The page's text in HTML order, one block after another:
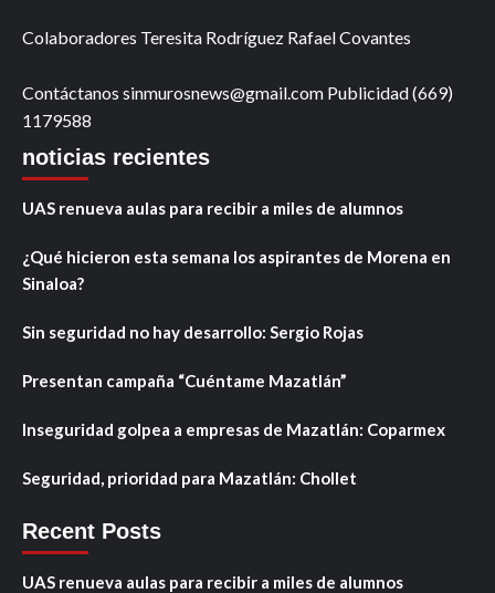
Colaboradores Teresita Rodríguez Rafael Covantes
Contáctanos sinmurosnews@gmail.com Publicidad (669)
1179588
noticias recientes
UAS renueva aulas para recibir a miles de alumnos
¿Qué hicieron esta semana los aspirantes de Morena en
Sinaloa?
Sin seguridad no hay desarrollo: Sergio Rojas
Presentan campaña “Cuéntame Mazatlán”
Inseguridad golpea a empresas de Mazatlán: Coparmex
Seguridad, prioridad para Mazatlán: Chollet
Recent Posts
UAS renueva aulas para recibir a miles de alumnos